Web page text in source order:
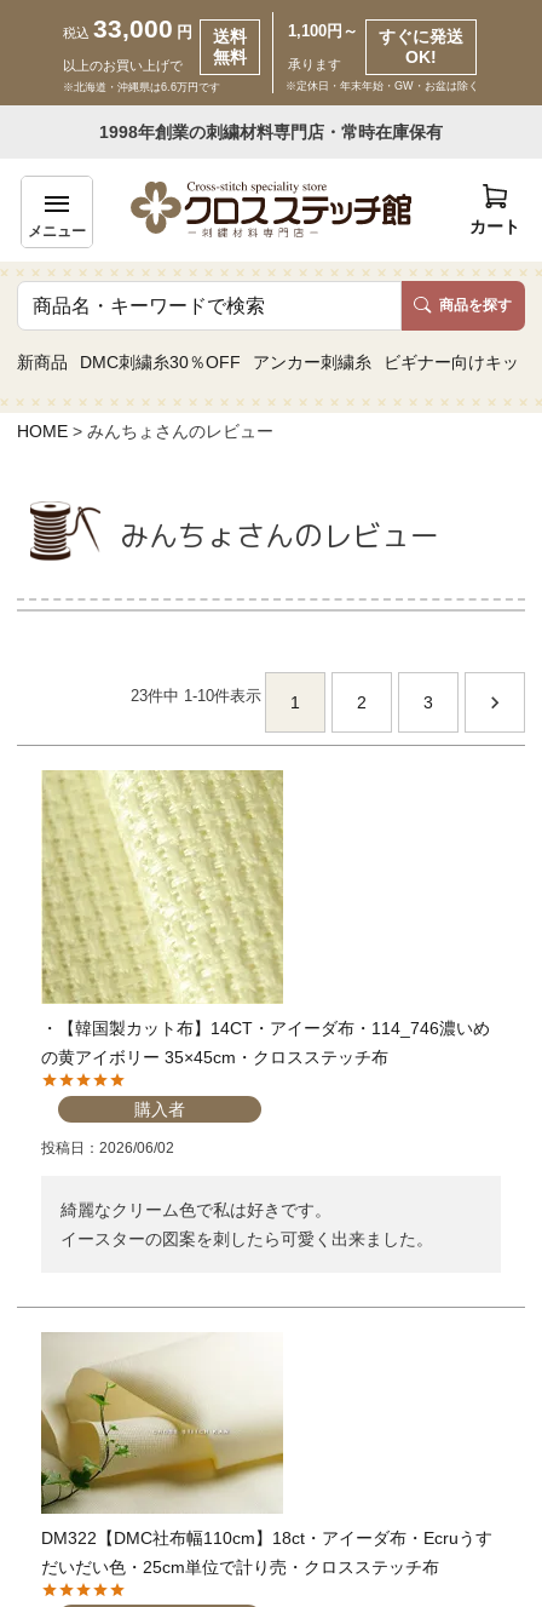
税込 33,000 円
以上のお買い上げで
送料
無料
※北海道・沖縄県は6.6万円です
1,100円～
承ります
すぐに発送
OK!
※定休日・年末年始・GW・お盆は除く
1998年創業の刺繍材料専門店・常時在庫保有
メニュー カート
商品を探す
新商品 DMC刺繍糸30％OFF アンカー刺繍糸 ビギナー向けキット
いらっしゃいませ ゲスト 様
商品一覧
カテゴリーから探す
よくあるご質問
送料とお支払い方法について
返品特約について
新規会員登録
会員規約について
特定商取引法について
個人情報取り扱いについて
閉じる
HOME みんちょさんのレビュー
みんちょさんのレビュー
23件中 1-10件表示 1 2 3
・【韓国製カット布】14CT・アイーダ布・114_746濃いめ
の黄アイボリー 35×45cm・クロスステッチ布
購入者
投稿日 2026/06/02
綺麗なクリーム色で私は好きです。
イースターの図案を刺したら可愛く出来ました。
DM322【DMC社布幅110cm】18ct・アイーダ布・Ecruうす
だいだい色・25cm単位で計り売・クロスステッチ布